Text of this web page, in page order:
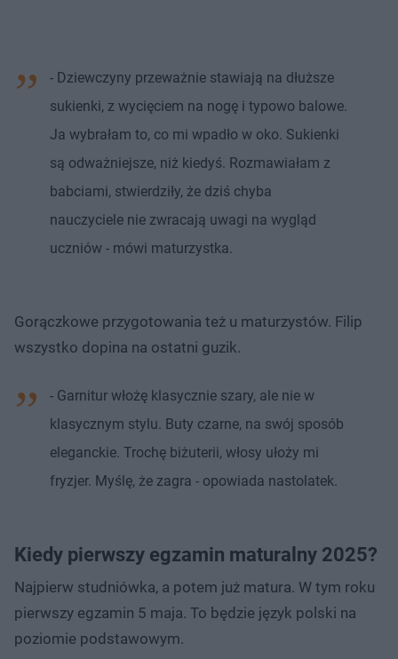
- Dziewczyny przeważnie stawiają na dłuższe
sukienki, z wycięciem na nogę i typowo balowe.
Ja wybrałam to, co mi wpadło w oko. Sukienki
są odważniejsze, niż kiedyś. Rozmawiałam z
babciami, stwierdziły, że dziś chyba
nauczyciele nie zwracają uwagi na wygląd
uczniów - mówi maturzystka.
Gorączkowe przygotowania też u maturzystów. Filip
wszystko dopina na ostatni guzik.
- Garnitur włożę klasycznie szary, ale nie w
klasycznym stylu. Buty czarne, na swój sposób
eleganckie. Trochę biżuterii, włosy ułoży mi
fryzjer. Myślę, że zagra - opowiada nastolatek.
Kiedy pierwszy egzamin maturalny 2025?
Najpierw studniówka, a potem już matura. W tym roku
pierwszy egzamin 5 maja. To będzie język polski na
poziomie podstawowym.